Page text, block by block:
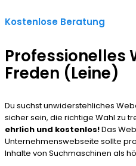
Kostenlose Beratung
Professionelles
Freden (Leine)
Du suchst unwiderstehliches
sicher sein, die richtige Wahl zu
ehrlich und kostenlos!Das
Unternehmenswebseite sollte
Inhalte von Suchmaschinen als